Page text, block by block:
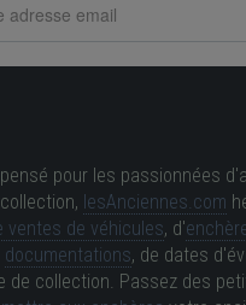
pour les passionnées
lesAnciennes.com
ventes de véhicules, d'
documentations, de dates
de collection. Passez des